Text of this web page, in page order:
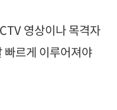
영상이나 목격자
빠르게 이루어져야